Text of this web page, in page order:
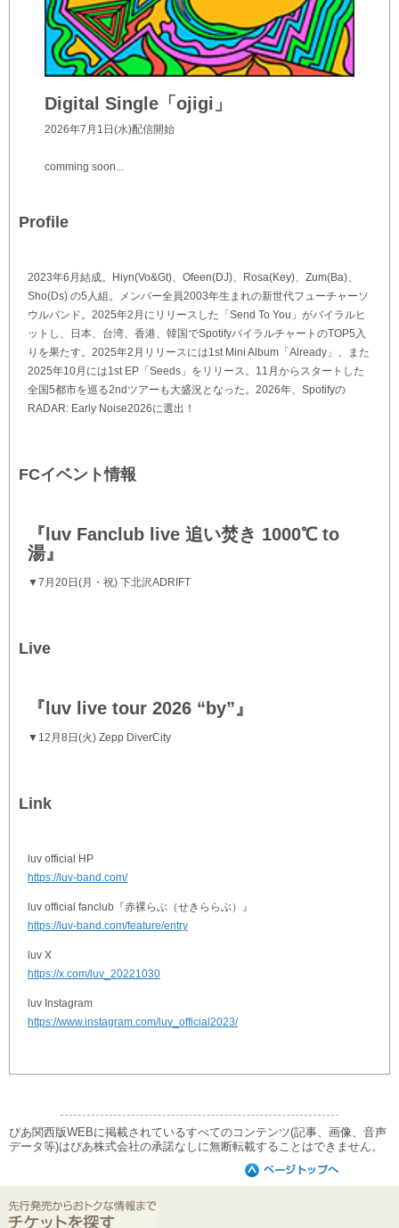
Digital Single「ojigi」
2026年7月1日(水)配信開始
comming soon...
Profile
2023年6月結成。Hiyn(Vo&Gt)、Ofeen(DJ)、Rosa(Key)、Zum(Ba)、
Sho(Ds) の5人組。メンバー全員2003年生まれの新世代フューチャーソ
ウルバンド。2025年2月にリリースした「Send To You」がバイラルヒ
ットし、日本、台湾、香港、韓国でSpotifyバイラルチャートのTOP5入
りを果たす。2025年2月リリースには1st Mini Album「Already」、また
2025年10月には1st EP「Seeds」をリリース。11月からスタートした
全国5都市を巡る2ndツアーも大盛況となった。2026年、Spotifyの
RADAR: Early Noise2026に選出！
FCイベント情報
『luv Fanclub live 追い焚き 1000℃ to
湯』
▼7月20日(月・祝) 下北沢ADRIFT
Live
『luv live tour 2026 “by”』
▼12月8日(火) Zepp DiverCity
Link
luv official HP
https://luv-band.com/
luv official fanclub『赤裸らぶ（せきららぶ）』
https://luv-band.com/feature/entry
luv X
https://x.com/luv_20221030
luv Instagram
https://www.instagram.com/luv_official2023/
ぴあ関西版WEBに掲載されているすべてのコンテンツ(記事、画像、音声
データ等)はぴあ株式会社の承諾なしに無断転載することはできません。